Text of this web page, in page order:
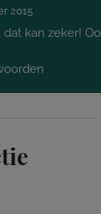
2015
dat kan zeker!